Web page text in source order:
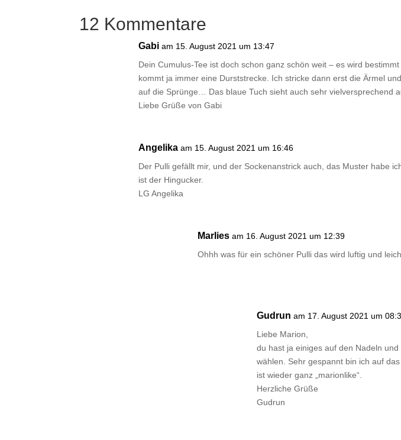
12 Kommentare
Gabi am 15. August 2021 um 13:47
Dein Cumulus-Tee ist doch schon ganz schön weit – es wird
kommt ja immer eine Durststrecke. Ich stricke dann erst die Ärmel
auf die Sprünge… Das blaue Tuch sieht auch sehr vielversprechend
Liebe Grüße von Gabi
Angelika am 15. August 2021 um 16:46
Der Pulli gefällt mir, und der Sockenanstrick auch, das Muster habe
ist der Hingucker.
LG Angelika
Marlies am 16. August 2021 um 12:39
Ohhh was für ein schöner Pulli das wird luftig und
Gudrun am 17. August 2021 um
Liebe Marion,
du hast ja einiges auf den Nadeln
wählen. Sehr gespannt bin ich auf
ist wieder ganz „marionlike“.
Herzliche Grüße
Gudrun